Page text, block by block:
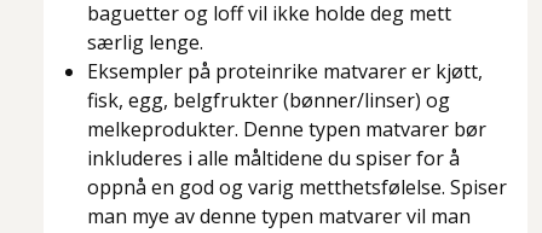
baguetter og loff vil ikke holde deg mett
særlig lenge.
Eksempler på proteinrike matvarer er kjøtt,
fisk, egg, belgfrukter (bønner/linser) og
melkeprodukter. Denne typen matvarer bør
inkluderes i alle måltidene du spiser for å
oppnå en god og varig metthetsfølelse. Spiser
man mye av denne typen matvarer vil man